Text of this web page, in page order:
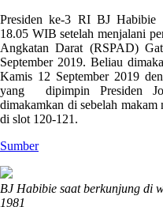
Presiden ke-3 RI BJ Habibie
18.05 WIB setelah menjalani
Angkatan Darat (RSPAD)
September 2019. Beliau
Kamis 12 September 2019
yang dipimpin Presiden
dimakamkan di sebelah
di slot 120-121.
Sumber
BJ Habibie saat berkunjung di
1981